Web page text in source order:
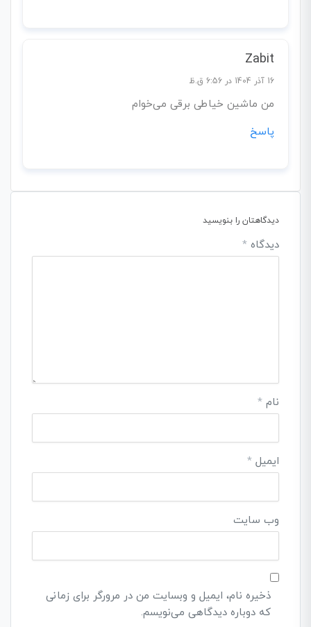
Zabit
16 آذر 1404 در 6:56 ق.ظ
من ماشین خیاطی برقی می‌خوام
پاسخ
دیدگاهتان را بنویسید
دیدگاه *
نام *
ایمیل *
وب‌ سایت
ذخیره نام، ایمیل و وبسایت من در مرورگر برای زمانی
که دوباره دیدگاهی می‌نویسم.